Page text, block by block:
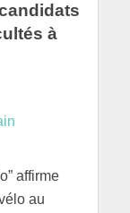
à
affirme
au